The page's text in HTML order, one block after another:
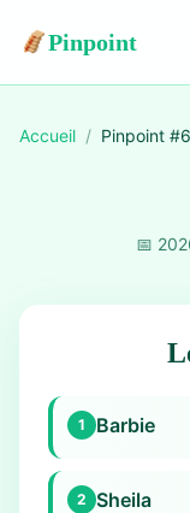
Pinpoint
Accueil / Pinpoint #
📅
1 Barbie
2 Sheila